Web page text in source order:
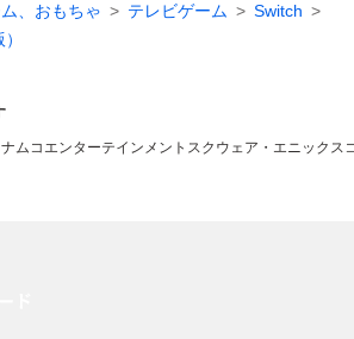
、おもちゃ テレビゲーム
Switch
ムコエンターテインメント スクウェア・エニックス